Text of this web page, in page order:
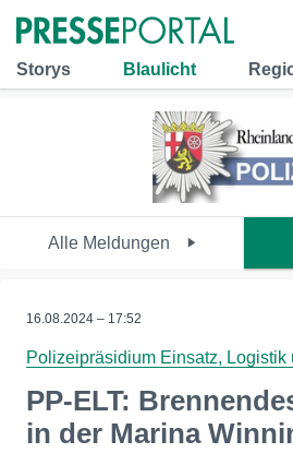
Storys Blaulicht
Alle Meldungen
16.08.2024 – 17:52
Polizeipräsidium Einsatz, Logistik
PP-ELT:
in der Marina